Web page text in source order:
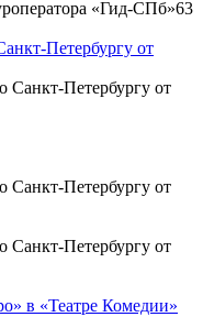
63
Петербургу от
в «Театре Комедии»